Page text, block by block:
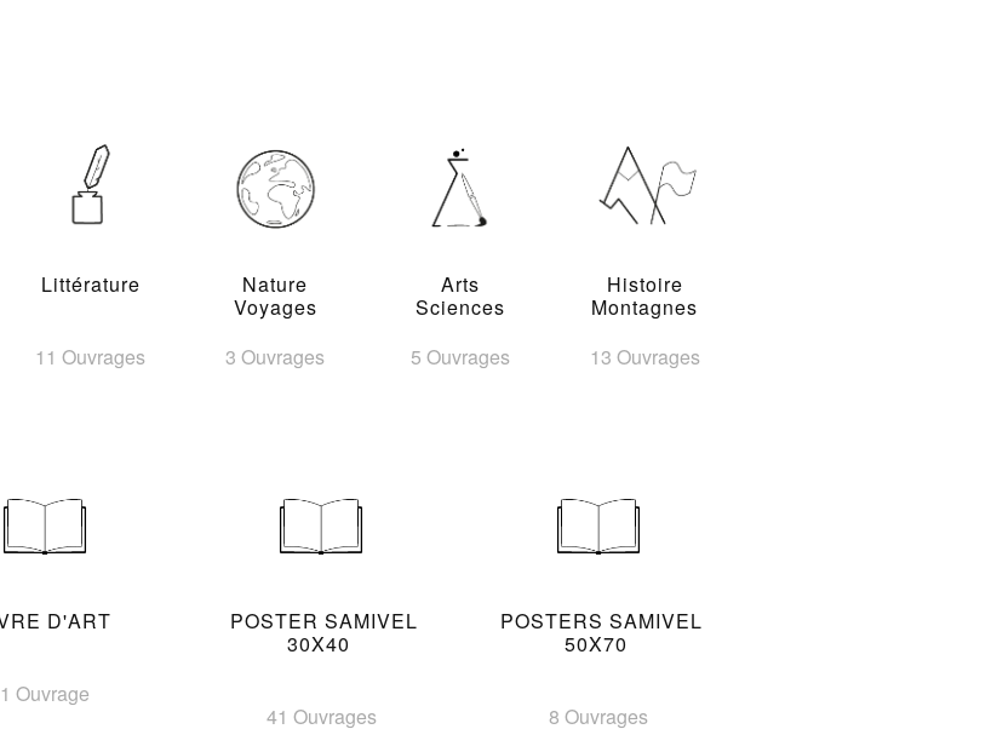
Littérature
11 Ouvrages
Nature
Voyages
3 Ouvrages
Arts
Sciences
5 Ouvrages
Histoire
Montagnes
13 Ouvrages
D'ART
1 Ouvrage
POSTER SAMIVEL
30X40
41 Ouvrages
POSTERS SAMIVEL
50X70
8 Ouvrages